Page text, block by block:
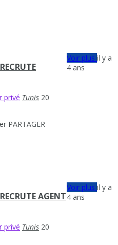
privé Tunis 20
PARTAGER
Voir plusil y a
4 ans
AGENT
privé Tunis 20
Voir plusil y a
4 ans